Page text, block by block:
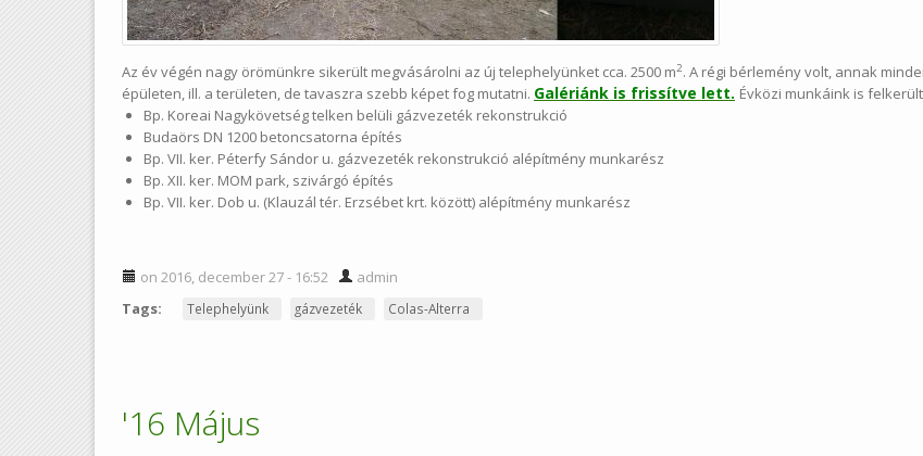
Az év végén nagy örömünkre sikerült megvásárolni az új telephelyünket cca. 2500 m2. A régi bérlemény volt, annak
épületen, ill. a területen, de tavaszra szebb képet fog mutatni. Galériánk is frissítve lett. Évközi munkáink is
Bp. Koreai Nagykövetség telken belüli gázvezeték rekonstrukció
Budaörs DN 1200 betoncsatorna építés
Bp. VII. ker. Péterfy Sándor u. gázvezeték rekonstrukció alépítmény munkarész
Bp. XII. ker. MOM park, szivárgó építés
Bp. VII. ker. Dob u. (Klauzál tér. Erzsébet krt. között) alépítmény munkarész
on 2016, december 27 - 16:52
admin
Tags:
Telephelyünk gázvezeték Colas-Alterra
'16 Május